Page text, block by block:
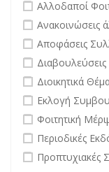
undefined
Αλλοδαποί
undefined
Ανακοινώσεις
undefined
Αποφάσεις
undefined
Διαβουλεύσεις
undefined
Διοικητικά
undefined
Εκλογή
undefined
Φοιτητική
undefined
Περιοδικές
undefined
Προπτυχιακές